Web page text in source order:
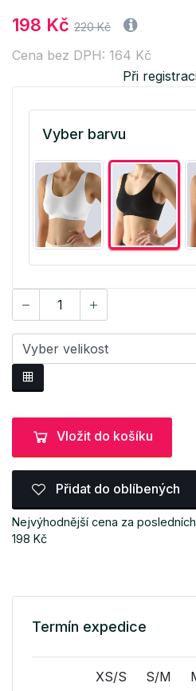
198 Kč 220 Kč
Cena bez DPH: 164 Kč
Při
Vyber barvu
Vložit do košíku
Přidat do oblíbených
Nejvýhodnější cena za
198 Kč
Termín expedice
XS/S S/M